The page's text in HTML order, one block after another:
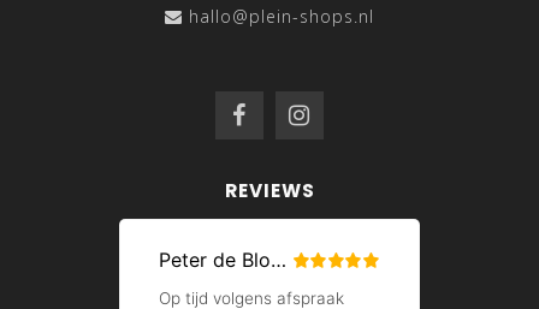
hallo@plein-shops.nl
REVIEWS